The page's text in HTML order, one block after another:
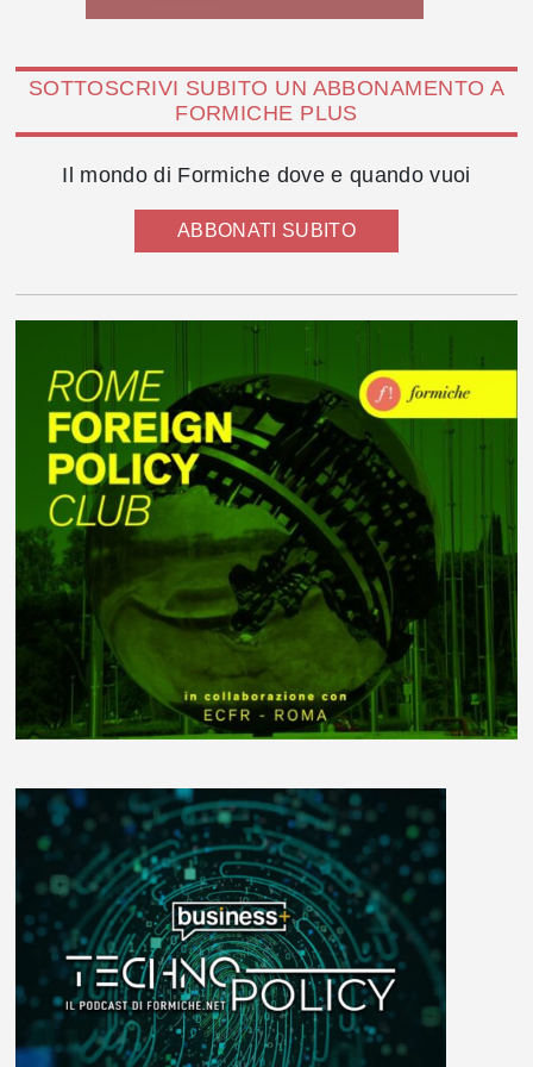
SOTTOSCRIVI SUBITO UN ABBONAMENTO A
FORMICHE PLUS
Il mondo di Formiche dove e quando vuoi
ABBONATI SUBITO